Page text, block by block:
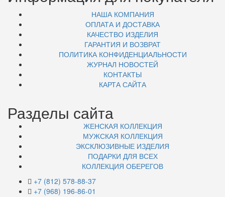
НАША КОМПАНИЯ
ОПЛАТА И ДОСТАВКА
КАЧЕСТВО ИЗДЕЛИЯ
ГАРАНТИЯ И ВОЗВРАТ
ПОЛИТИКА КОНФИДЕНЦИАЛЬНОСТИ
ЖУРНАЛ НОВОСТЕЙ
КОНТАКТЫ
КАРТА САЙТА
Разделы сайта
ЖЕНСКАЯ КОЛЛЕКЦИЯ
МУЖСКАЯ КОЛЛЕКЦИЯ
ЭКСКЛЮЗИВНЫЕ ИЗДЕЛИЯ
ПОДАРКИ ДЛЯ ВСЕХ
КОЛЛЕКЦИЯ ОБЕРЕГОВ
+7 (812) 578-88-37
+7 (968) 196-86-01